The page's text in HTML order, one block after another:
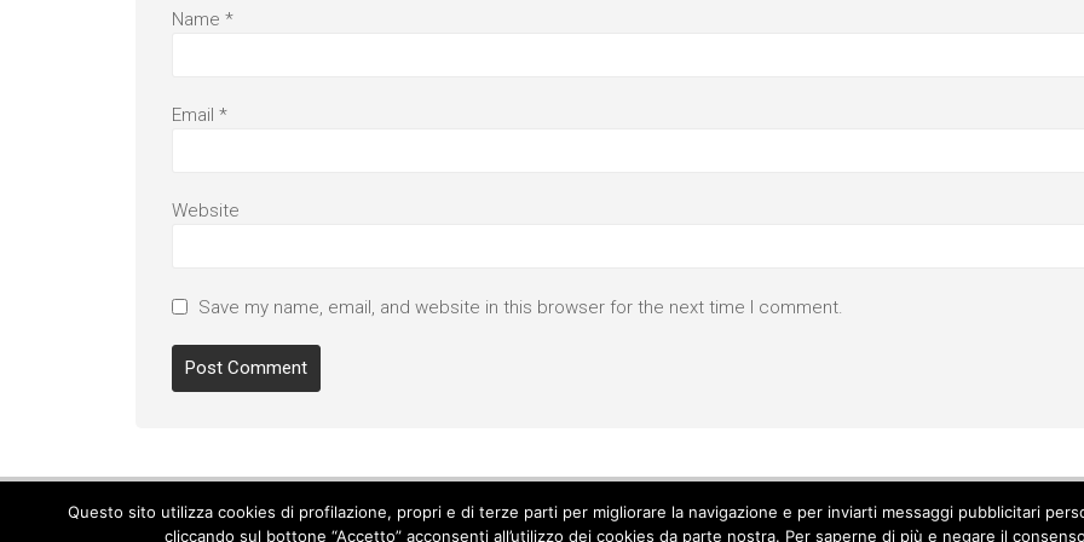
Name *
Email *
Website
Save my name, email, and website in this browser for the next time I comment.
Questo sito utilizza cookies di profilazione, propri e di terze parti per migliorare la navigazione e per inviarti messaggi pubblicitari
cliccando sul bottone “Accetto” acconsenti all’utilizzo dei cookies da parte nostra. Per saperne di più e negare il